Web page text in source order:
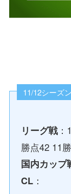
11/12シーズ
リーグ戦：
勝点42 11
国内カップ
CL ：